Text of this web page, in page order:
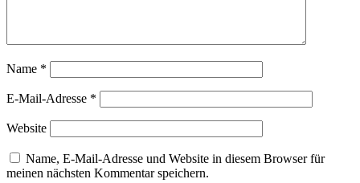
Name *
E-Mail-Adresse *
Website
Name, E-Mail-Adresse und Website in diesem Browser für
meinen nächsten Kommentar speichern.